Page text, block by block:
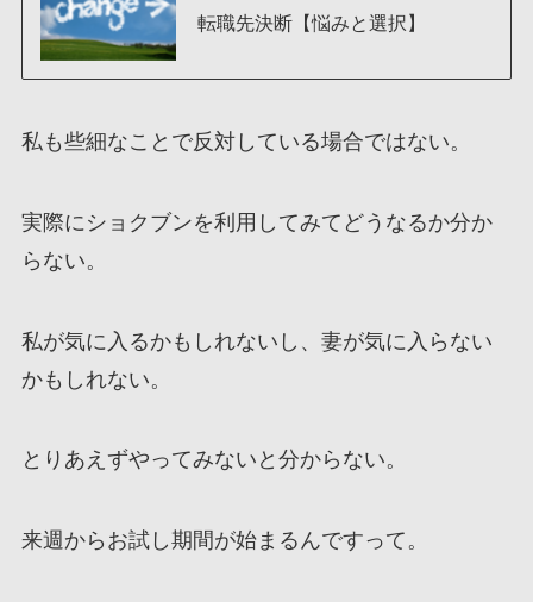
転職先決断【悩みと選択】
私も些細なことで反対している場合ではない。
実際にショクブンを利用してみてどうなるか分か
らない。
私が気に入るかもしれないし、妻が気に入らない
かもしれない。
とりあえずやってみないと分からない。
来週からお試し期間が始まるんですって。